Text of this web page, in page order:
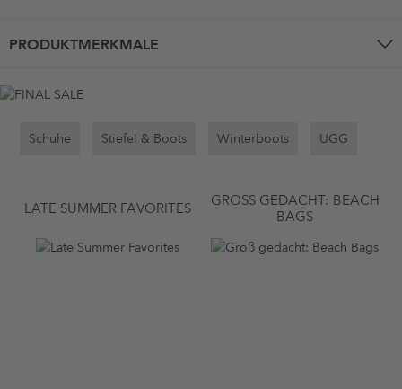
PRODUKTMERKMALE
Schuhe Stiefel & Boots Winterboots UGG
LATE SUMMER FAVORITES
GROSS GEDACHT: BEACH B
AGS